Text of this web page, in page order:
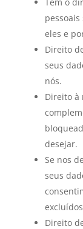
eles e
Direito
seus
nós.
Direito à
desejar.
Se nos
seus
Direito